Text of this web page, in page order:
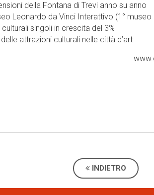
della Fontana di Trevi anno su anno
Leonardo da Vinci Interattivo (1° museo
singoli in crescita del 3%
attrazioni culturali nelle città d’art
INDIETRO